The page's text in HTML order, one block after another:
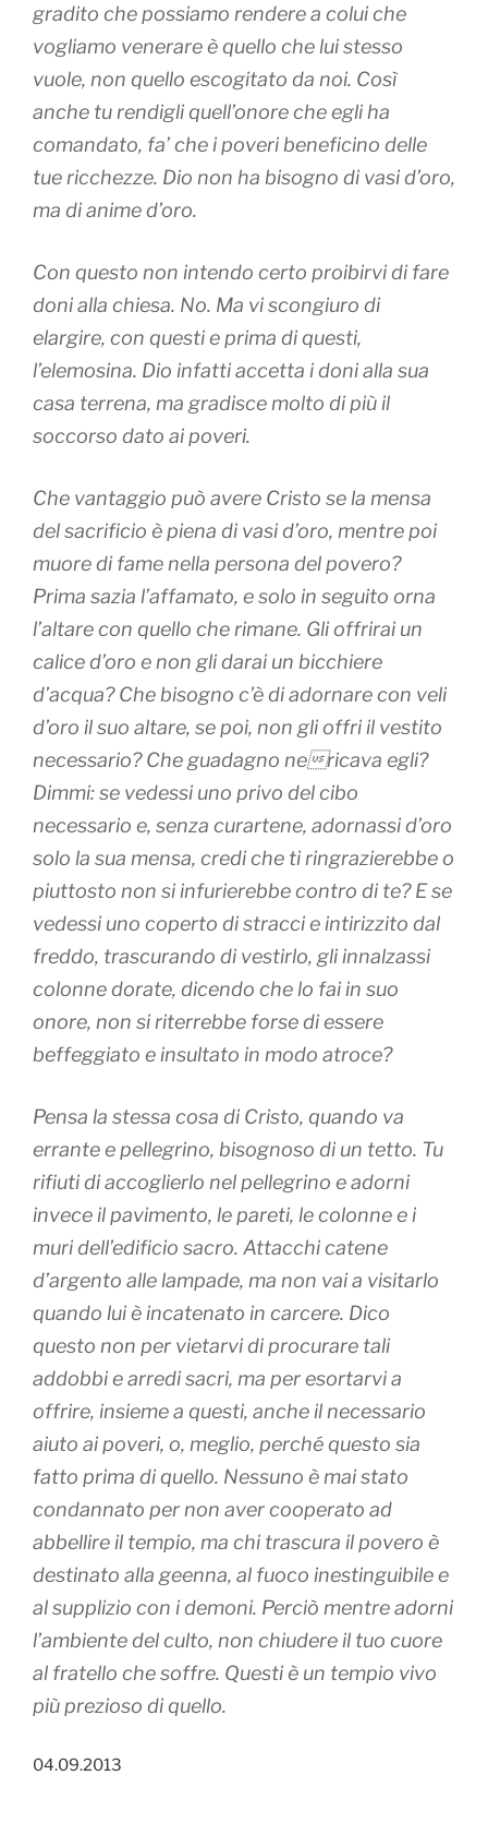
gradito che possiamo rendere a colui che
vogliamo venerare è quello che lui stesso
vuole, non quello escogitato da noi. Così
anche tu rendigli quell’onore che egli ha
comandato, fa’ che i poveri beneficino delle
tue ricchezze. Dio non ha bisogno di vasi d’oro,
ma di anime d’oro.
Con questo non intendo certo proibirvi di fare
doni alla chiesa. No. Ma vi scongiuro di
elargire, con questi e prima di questi,
l’elemosina. Dio infatti accetta i doni alla sua
casa terrena, ma gradisce molto di più il
soccorso dato ai poveri.
Che vantaggio può avere Cristo se la mensa
del sacrificio è piena di vasi d’oro, mentre poi
muore di fame nella persona del povero?
Prima sazia l’affamato, e solo in seguito orna
l’altare con quello che rimane. Gli offrirai un
calice d’oro e non gli darai un bicchiere
d’acqua? Che bisogno c’è di adornare con veli
d’oro il suo altare, se poi, non gli offri il vestito
necessario? Che guadagno nericava egli?
Dimmi: se vedessi uno privo del cibo
necessario e, senza curartene, adornassi d’oro
solo la sua mensa, credi che ti ringrazierebbe o
piuttosto non si infurierebbe contro di te? E se
vedessi uno coperto di stracci e intirizzito dal
freddo, trascurando di vestirlo, gli innalzassi
colonne dorate, dicendo che lo fai in suo
onore, non si riterrebbe forse di essere
beffeggiato e insultato in modo atroce?
Pensa la stessa cosa di Cristo, quando va
errante e pellegrino, bisognoso di un tetto. Tu
rifiuti di accoglierlo nel pellegrino e adorni
invece il pavimento, le pareti, le colonne e i
muri dell’edificio sacro. Attacchi catene
d’argento alle lampade, ma non vai a visitarlo
quando lui è incatenato in carcere. Dico
questo non per vietarvi di procurare tali
addobbi e arredi sacri, ma per esortarvi a
offrire, insieme a questi, anche il necessario
aiuto ai poveri, o, meglio, perché questo sia
fatto prima di quello. Nessuno è mai stato
condannato per non aver cooperato ad
abbellire il tempio, ma chi trascura il povero è
destinato alla geenna, al fuoco inestinguibile e
al supplizio con i demoni. Perciò mentre adorni
l’ambiente del culto, non chiudere il tuo cuore
al fratello che soffre. Questi è un tempio vivo
più prezioso di quello.
04.09.2013